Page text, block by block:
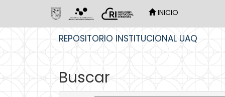
INICIO
REPOSITORIO INSTITUCIONAL UAQ
Buscar